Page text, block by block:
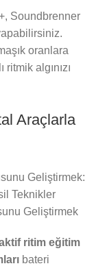
Soundbrenner
oranlara
algınızı
Araçlarla
Geliştirmek
ritim eğitim
bateri